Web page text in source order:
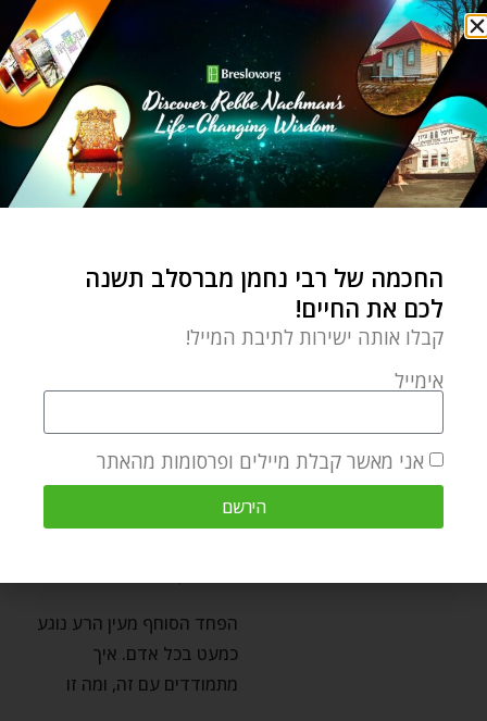
יותר קל. רבי נחמן
צמיחה אישית
מפתח מאסטר – הדרך
להצלחה אמיתית
הפכו לפורמט הסטנדרטי
חברה והשקפה⬦לקרוא
מי מפחד מעין הרע?
הפחד הסוחף מעין הרע נוגע
כמעט בכל אדם. איך
מתמודדים עם זה, ומה זו
החכמה של רבי נחמן מברסלב תשנה
לכם את החיים!
קבלו אותה ישירות לתיבת המייל!
אימייל
אני מאשר קבלת מיילים ופרסומות מהאתר
הירשם